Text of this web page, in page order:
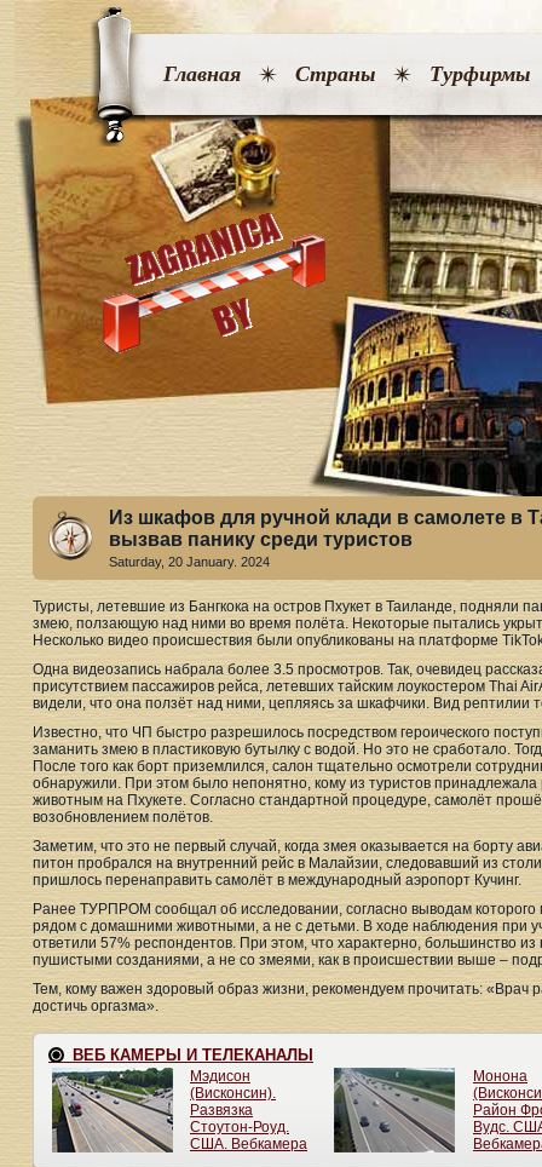
Главная Страны Турфирмы
Из шкафов для ручной клади в самолете в
вызвав панику среди туристов
Saturday, 20 January. 2024
Туристы, летевшие из Бангкока на остров Пхукет в Таиланде, подняли
змею, ползающую над ними во время полёта. Некоторые пытались
Несколько видео происшествия были опубликованы на платформе
Одна видеозапись набрала более 3.5 просмотров. Так, очевидец
присутствием пассажиров рейса, летевших тайским лоукостером Thai
видели, что она ползёт над ними, цепляясь за шкафчики. Вид рептилии
Известно, что ЧП быстро разрешилось посредством героического
заманить змею в пластиковую бутылку с водой. Но это не сработало.
После того как борт приземлился, салон тщательно осмотрели
обнаружили. При этом было непонятно, кому из туристов
животным на Пхукете. Согласно стандартной процедуре, самолёт
возобновлением полётов.
Заметим, что это не первый случай, когда змея оказывается на борту
питон пробрался на внутренний рейс в Малайзии, следовавший из
пришлось перенаправить самолёт в международный аэропорт Кучинг.
Ранее ТУРПРОМ сообщал об исследовании, согласно выводам которого
рядом с домашними животными, а не с детьми. В ходе наблюдения при
ответили 57% респондентов. При этом, что характерно, большинство
пушистыми созданиями, а не со змеями, как в происшествии выше –
Тем, кому важен здоровый образ жизни, рекомендуем прочитать: «Врач
достичь оргазма».